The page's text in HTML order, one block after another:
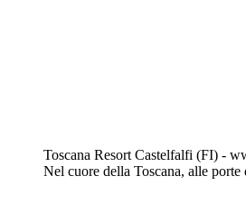
Toscana Resort Castelfalfi (FI) -
Nel cuore della Toscana, alle